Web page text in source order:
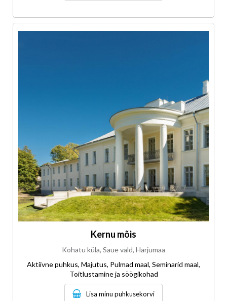
Kernu mõis
Kohatu küla, Saue vald, Harjumaa
Aktiivne puhkus, Majutus, Pulmad maal, Seminarid maal,
Toitlustamine ja söögikohad
Lisa minu puhkusekorvi